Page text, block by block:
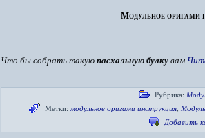
Модульное оригами
Что бы собрать такуюпасхальную булкувам
Рубрика:
Метки: модульное оригами инструкция,
Добавить